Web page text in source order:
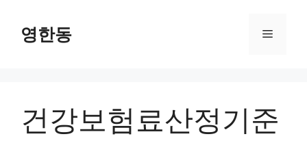
영한동 메
건강보험료산정기준